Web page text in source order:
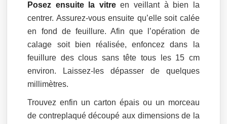
Posez ensuite la vitreen veillant à bien la
centrer. Assurez-vous ensuite qu’elle soit calée
en fond de feuillure. Afin que l’opération de
calage soit bien réalisée, enfoncez dans la
feuillure des clous sans tête tous les 15 cm
environ. Laissez-les dépasser de quelques
millimètres.
Trouvez enfin un carton épais ou un morceau
de contreplaqué découpé aux dimensions de la